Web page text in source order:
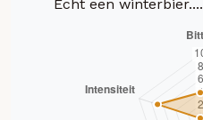
Echt een winterbier....